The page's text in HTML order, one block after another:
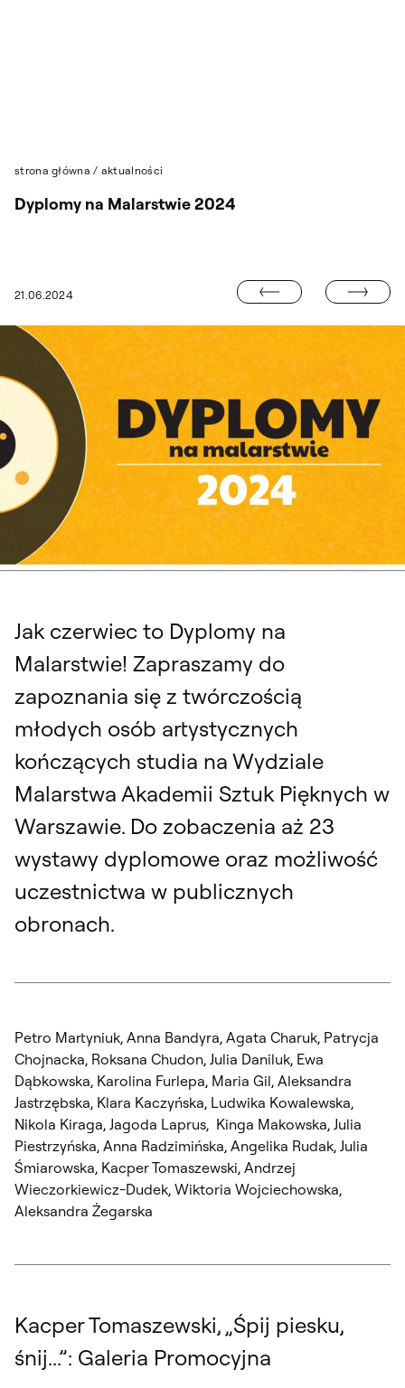
strona główna / aktualności
21.06.2024
Dyplomy na Malarstwie 2024
BANDYRY (WYDZIAŁ MALARSTWA) W DIAL GALLERY
SPOTKANIE Z
Jak czerwiec to Dyplomy na
Malarstwie! Zapraszamy do
zapoznania się z twórczością
młodych osób artystycznych
kończących studia na Wydziale
Malarstwa Akademii Sztuk Pięknych w
Warszawie. Do zobaczenia aż 23
wystawy dyplomowe oraz możliwość
uczestnictwa w publicznych
obronach.
Petro Martyniuk, Anna Bandyra, Agata Charuk, Patrycja
Chojnacka, Roksana Chudon, Julia Daniluk, Ewa
Dąbkowska, Karolina Furlepa, Maria Gil, Aleksandra
Jastrzębska, Klara Kaczyńska, Ludwika Kowalewska,
Nikola Kiraga, Jagoda Laprus, Kinga Makowska, Julia
Piestrzyńska, Anna Radzimińska, Angelika Rudak, Julia
Śmiarowska, Kacper Tomaszewski, Andrzej
Wieczorkiewicz-Dudek, Wiktoria Wojciechowska,
Aleksandra Żegarska
Kacper Tomaszewski, „Śpij piesku,
śnij...”: Galeria Promocyjna